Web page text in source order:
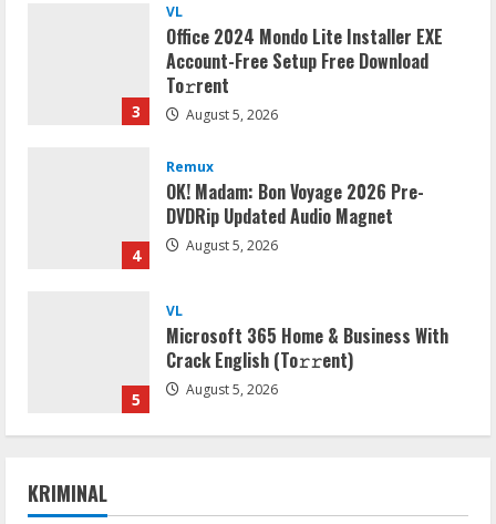
3
VL
Office 2024 Mondo Lite Installer EXE
Account-Free Setup Frее Download
To𝚛rent
August 5, 2026
4
Remux
OK! Madam: Bon Voyage 2026 Pre-
DVDRip Updated Audio Magnet
August 5, 2026
5
VL
Microsoft 365 Home & Business With
Crack English (To𝚛𝚛еnt)
August 5, 2026
KRIMINAL